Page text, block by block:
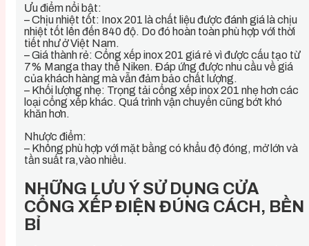
Ưu điểm nổi bật:
– Chịu nhiệt tốt: Inox 201 là chất liệu được đánh giá là chịu
nhiệt tốt lên đến 840 độ. Do đó hoàn toàn phù hợp với thời
tiết như ở Việt Nam.
– Giá thành rẻ: Cổng xếp inox 201 giá rẻ vì được cấu tạo từ
7% Manga thay thế Niken. Đáp ứng được nhu cầu về giá
của khách hàng mà vẫn đảm bảo chất lượng.
– Khối lượng nhẹ: Trọng tải cổng xếp inox 201 nhẹ hơn các
loại cổng xếp khác. Quá trình vận chuyển cũng bớt khó
khăn hơn.
Nhược điểm:
– Không phù hợp với mặt bằng có khẩu độ đóng, mở lớn và
tần suất ra,vào nhiều.
NHỮNG LƯU Ý SỬ DỤNG CỬA
CỔNG XẾP ĐIỆN ĐÚNG CÁCH, BỀN
BỈ